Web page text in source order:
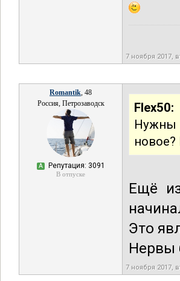
7 ноября 2017,
Romantik, 48
Россия, Петрозаводск
А Репутация: 3091
В отпуске
Flex50:
Нужны
Ещё
Это
Нервы
7 ноября 2017,